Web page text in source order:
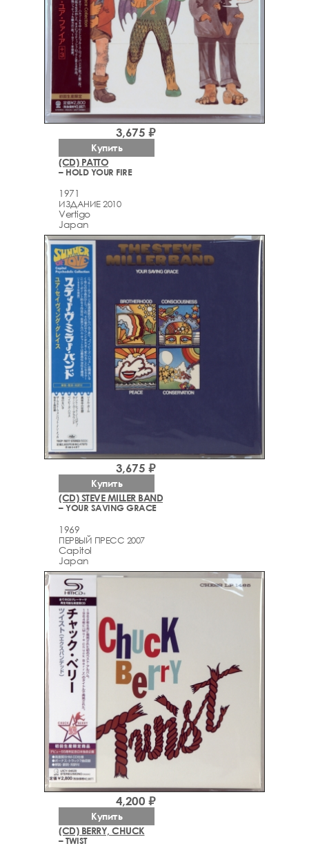
(CD) PATTO
– HOLD YOUR FIRE
1971
ИЗДАНИЕ 2010
Vertigo
Japan
3,675 ₽
Купить
(CD) STEVE MILLER BAND
– YOUR SAVING GRACE
1969
ПЕРВЫЙ ПРЕСС 2007
Capitol
Japan
3,675 ₽
Купить
(CD) BERRY, CHUCK
– TWIST
4,200 ₽
Купить